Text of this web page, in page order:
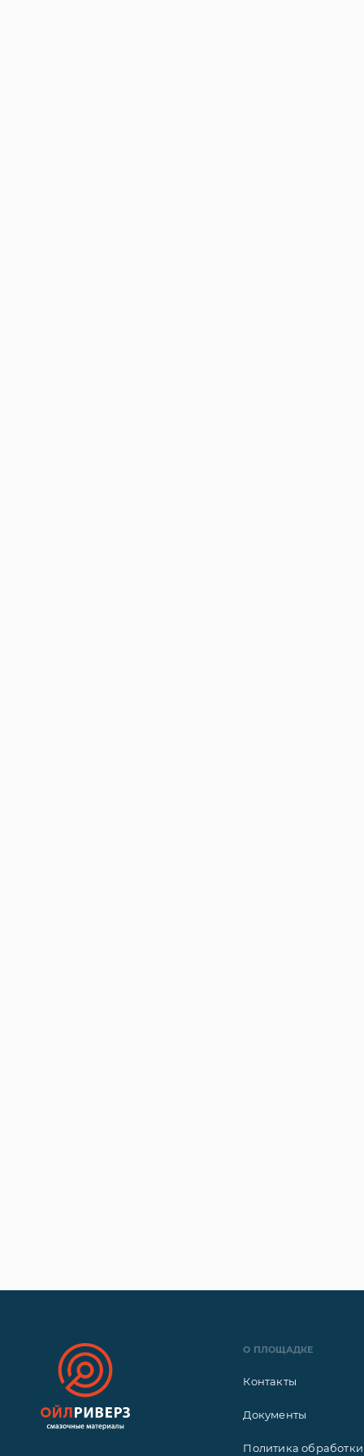
О ПЛОЩАДКЕ
Контакты
Документы
Политика обработки